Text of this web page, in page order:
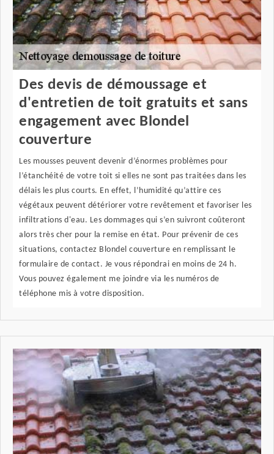
Des devis de démoussage et
d'entretien de toit gratuits et sans
engagement avec Blondel
couverture
Les mousses peuvent devenir d’énormes problèmes pour
l’étanchéité de votre toit si elles ne sont pas traitées dans les
délais les plus courts. En effet, l’humidité qu’attire ces
végétaux peuvent détériorer votre revêtement et favoriser les
infiltrations d'eau. Les dommages qui s’en suivront coûteront
alors très cher pour la remise en état. Pour prévenir de ces
situations, contactez Blondel couverture en remplissant le
formulaire de contact. Je vous répondrai en moins de 24 h.
Vous pouvez également me joindre via les numéros de
téléphone mis à votre disposition.